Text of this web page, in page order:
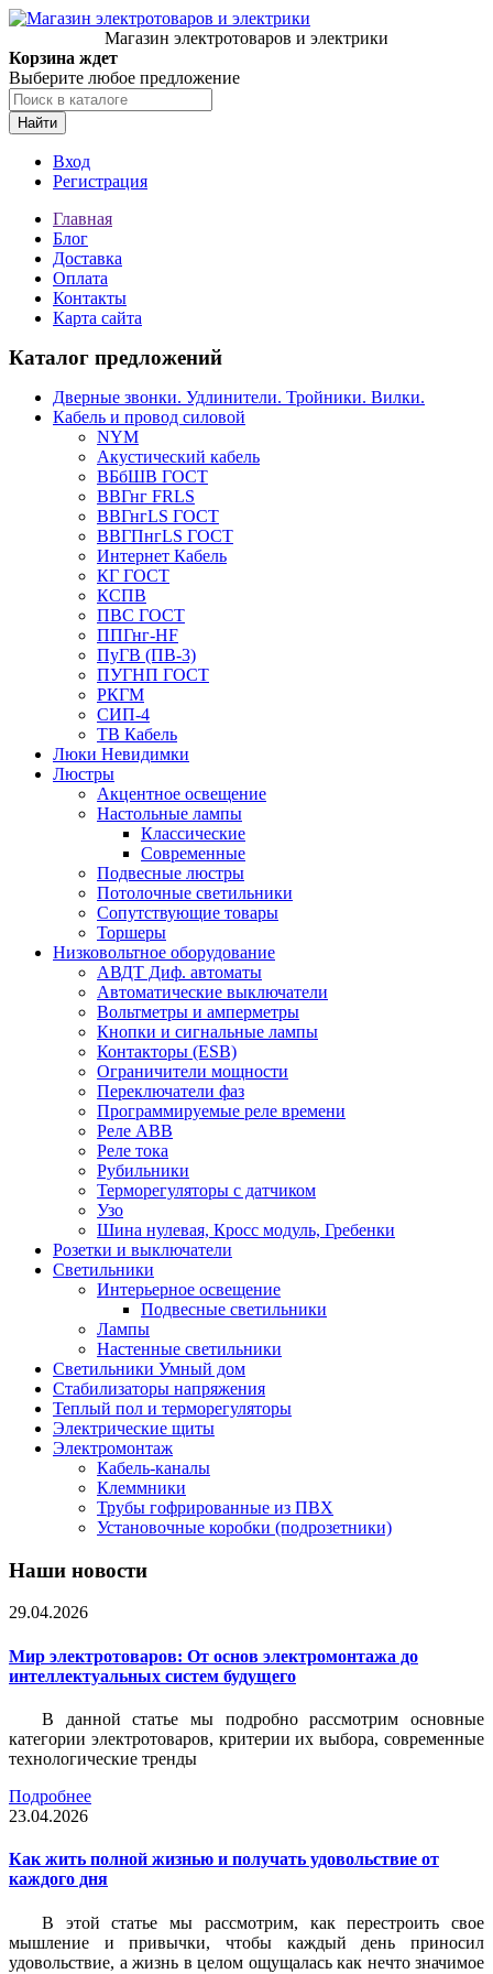
Магазин электротоваров и электрики
Корзина ждет
Выберите любое предложение
Найти
Вход
Регистрация
Главная
Блог
Доставка
Оплата
Контакты
Карта сайта
Каталог предложений
Дверные звонки. Удлинители. Тройники. Вилки.
Кабель и провод силовой
NYM
Акустический кабель
ВБбШВ ГОСТ
ВВГнг FRLS
ВВГнгLS ГОСТ
ВВГПнгLS ГОСТ
Интернет Кабель
КГ ГОСТ
КСПВ
ПВС ГОСТ
ППГнг-HF
ПуГВ (ПВ-3)
ПУГНП ГОСТ
РКГМ
СИП-4
ТВ Кабель
Люки Невидимки
Люстры
Акцентное освещение
Настольные лампы
Классические
Современные
Подвесные люстры
Потолочные светильники
Сопутствующие товары
Торшеры
Низковольтное оборудование
АВДT Диф. автоматы
Автоматические выключатели
Вольтметры и амперметры
Кнопки и сигнальные лампы
Контакторы (ESB)
Ограничители мощности
Переключатели фаз
Программируемые реле времени
Реле ABB
Реле тока
Рубильники
Терморегуляторы с датчиком
Узо
Шина нулевая, Кросс модуль, Гребенки
Розетки и выключатели
Светильники
Интерьерное освещение
Подвесные светильники
Лампы
Настенные светильники
Светильники Умный дом
Стабилизаторы напряжения
Теплый пол и терморегуляторы
Электрические щиты
Электромонтаж
Кабель-каналы
Клеммники
Трубы гофрированные из ПВХ
Установочные коробки (подрозетники)
Наши новости
29.04.2026
Мир электротоваров: От основ электромонтажа до
интеллектуальных систем будущего
В данной статье мы подробно рассмотрим основные
категории электротоваров, критерии их выбора, современные
технологические тренды
Подробнее
23.04.2026
Как жить полной жизнью и получать удовольствие от
каждого дня
В этой статье мы рассмотрим, как перестроить свое
мышление и привычки, чтобы каждый день приносил
удовольствие, а жизнь в целом ощущалась как нечто значимое